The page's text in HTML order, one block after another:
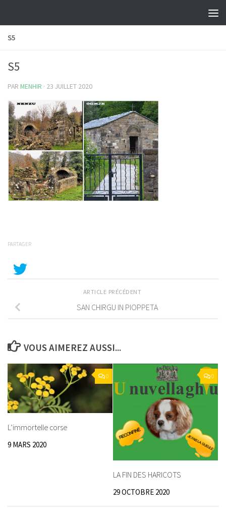
S5
S5
PAR MENHIR · 23 JUILLET 2020
PARTAGER
ARTICLE PRÉCÉDENT
SAN CHIRGU IN PIOPPETA
VOUS AIMEREZ AUSSI...
0
L’immortelle corse
9 MARS 2020
0
LA FIN DES HARICOTS
29 OCTOBRE 2020